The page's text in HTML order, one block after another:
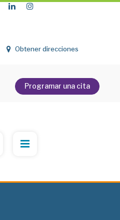
Obtener direcciones
Programar una cita